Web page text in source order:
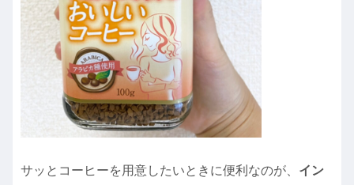
サッとコーヒーを用意したいときに便利なのが、 イン